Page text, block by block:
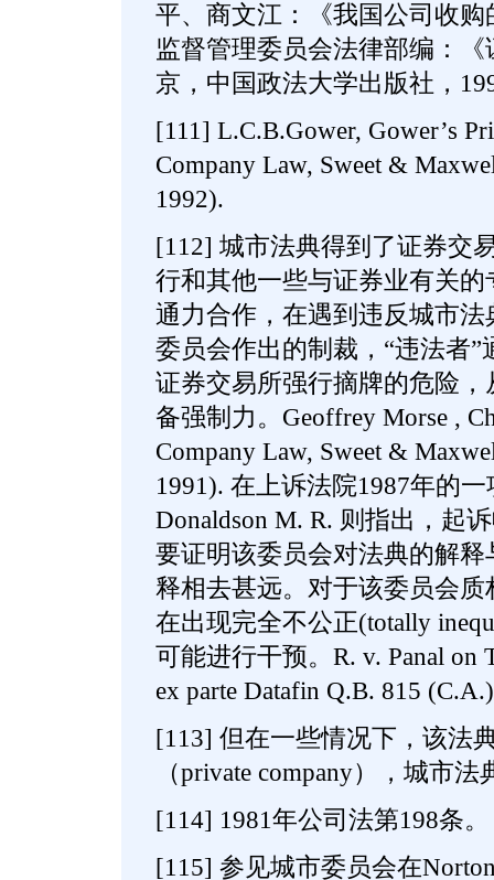
平、商文江：《我国公司收
监督管理委员会法律部编：
京，中国政法大学出版社，
[111] L.C.B.Gower, Gower’s
Company Law, Sweet &
1992).
[112] 城市法典得到了证券交
行和其他一些与证券业有关
通力合作，在遇到违反城市
委员会作出的制裁，“违法者
证券交易所强行摘牌的危险
备强制力。Geoffrey Morse ,
Company Law, Sweet &
1991). 在上诉法院1987年的
Donaldson M. R. 则指出，起
要证明该委员会对法典的解释
释相去甚远。对于该委员会
在出现完全不公正(totally
可能进行干预。R. v. Panal on
ex parte Datafin Q.B. 815
[113] 但在一些情况下，该法
（private company），城市
[114] 1981年公司法第198条。
[115] 参见城市委员会在